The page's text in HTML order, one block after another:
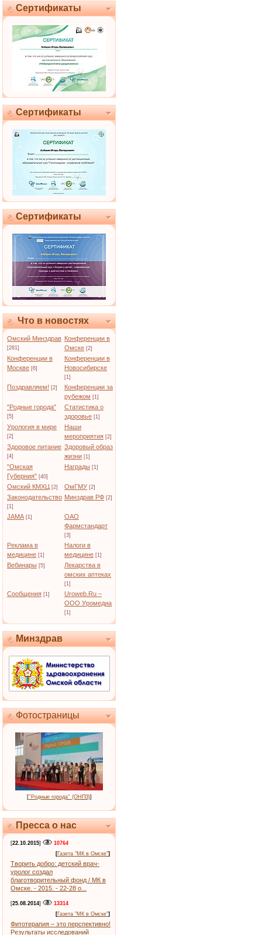
Сертификаты
Сертификаты
Сертификаты
Что в новостях
Омский Минздрав
[281]
Конференции в
Омске [2]
Конференции в
Москве [6]
Конференции в
Новосибирске
[1]
Поздравляем! [2]
Конференции за
рубежом [1]
"Родные города"
[5]
Статистика о
здоровье [1]
Урология в мире
[2]
Наши
мероприятия [2]
Здоровое питание
[4]
Здоровый образ
жизни [1]
"Омская
Губерния" [40]
Награды [1]
Омский КМХЦ [2] ОмГМУ [2]
Законодательство
[1]
Минздрав РФ [2]
JAMA [1]
ОАО
Фармстандарт
[3]
Реклама в
медицине [1]
Налоги в
медицине [1]
Вебинары [5]
Лекарства в
омских аптеках
[1]
Сообщения [1]
Uroweb.Ru –
ООО Уромедиа
[1]
Минздрав
Фотостраницы
[''Родные города'' (ОНПЗ)]
Пресса о нас
[22.10.2015]
10764
[Газета "МК в Омске"]
Творить добро: детский врач-
уролог создал
благотворительный фонд / МК в
Омске. - 2015. - 22-28 о...
[25.08.2014]
13314
[Газета "МК в Омске"]
Фитотерапия – это перспективно!
Результаты исследований